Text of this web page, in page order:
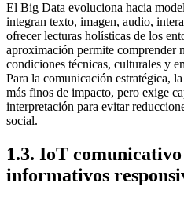
El Big Data evoluciona hacia
integran texto, imagen, audio,
ofrecer lecturas holísticas de los
aproximación permite comprender
condiciones técnicas, culturales y
Para la comunicación estratégica,
más finos de impacto, pero exige
interpretación para evitar
social.
1.3. IoT comunicativo
informativos